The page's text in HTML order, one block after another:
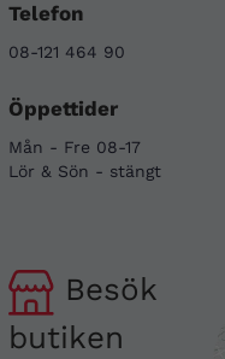
Telefon
08-121 464 90
Öppettider
Mån - Fre 08-17
Lör & Sön - stängt
Besök
butiken